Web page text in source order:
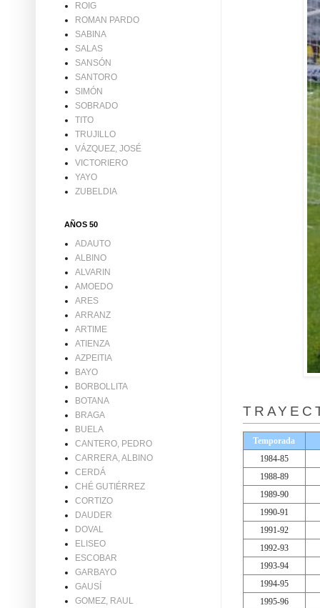
Temporada
1984-85
1988-89
1989-90
1990-91
1991-92
1992-93
1993-94
1994-95
1995-96
ROIG
ROMAN PARDO
SABINA
SALAS
SANSÓN
SANTORO
SIMÓN
SOBRADO
TITO
TRUJILLO
VÁZQUEZ, JOSÉ
VICTORIERO
YAYO
ZUBELDIA
AÑOS 50
ADAUTO
ALBINO
ALVARIN
AMOEDO
ARES
ARRANZ
ARTIME
ATIENZA
AZPEITIA
BAYO
BORBOLLITA
BOTANA
BRAGA
BUELA
CANTERO, PEDRO
CARRERA, ALBINO
CERDÁ
CHÉ GUTIÉRREZ
CORTIZO
DAUDER
DOVAL
ELISEO
ESCOBAR
GARBAYO
GAUSÍ
GOMEZ, RAUL